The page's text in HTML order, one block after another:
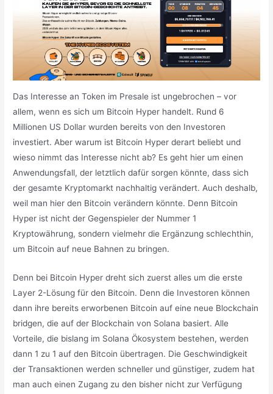
Das Interesse an Token im Presale ist ungebrochen – vor
allem, wenn es sich um Bitcoin Hyper handelt. Rund 6
Millionen US Dollar wurden bereits von den Investoren
investiert. Aber warum ist Bitcoin Hyper derart beliebt und
wieso nimmt das Interesse nicht ab? Es geht hier um einen
Anwendungsfall, der letztlich dafür sorgen könnte, dass sich
der gesamte Kryptomarkt nachhaltig verändert. Auch deshalb,
weil man hier den Bitcoin verändern könnte. Denn Bitcoin
Hyper ist nicht der Gegenspieler der Nummer 1
Kryptowährung, sondern vielmehr die Ergänzung schlechthin,
um Bitcoin auf neue Bahnen zu bringen.
Denn bei Bitcoin Hyper dreht sich zuerst alles um die erste
Layer 2-Lösung für den Bitcoin. Denn die Investoren können
dann ihre bereits erworbenen Bitcoin auf eine neue Blockchain
bridgen, die auf der Blockchain von Solana basiert. Alle
Vorteile, die bislang im Solana Ökosystem bestehen, werden
dann 1 zu 1 auf den Bitcoin übertragen. Die Geschwindigkeit
der Transaktionen werden schneller und günstiger, zudem hat
man auch einen Zugang zu den bisher nicht zur Verfügung